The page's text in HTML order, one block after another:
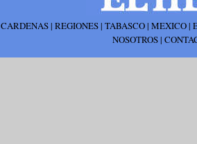
CARDENAS| REGIONES| TABASCO| MEXICO|
NOSOTROS|